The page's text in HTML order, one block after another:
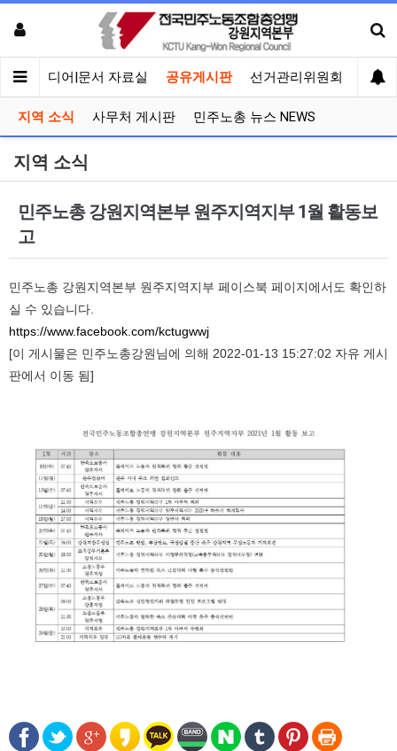
견 미디어|문서 자료실 공유게시판 선거관리위원회
지역 소식 사무처 게시판 민주노총 뉴스 NEWS
지역 소식
민주노총 강원지역본부 원주지역지부 1월 활동보
고
민주노총 강원지역본부 원주지역지부 페이스북 페이지에서도 확인하
실 수 있습니다.
https://www.facebook.com/kctugwwj
[이 게시물은 민주노총강원님에 의해 2022-01-13 15:27:02 자유 게시
판에서 이동 됨]